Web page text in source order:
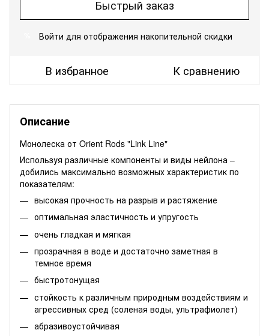
Быстрый заказ
Войти для отображения накопительной скидки
В избранное К сравнению
Описание
Монолеска от Orient Rods "Link Line"
Используя различные компоненты и виды нейлона –
добились максимально возможных характеристик по
показателям:
высокая прочность на разрыв и растяжение
оптимальная эластичность и упругость
очень гладкая и мягкая
прозрачная в воде и достаточно заметная в
темное время
быстротонущая
стойкость к различным природным воздействиям и
агрессивных сред (соленая воды, ультрафиолет)
абразивоустойчивая